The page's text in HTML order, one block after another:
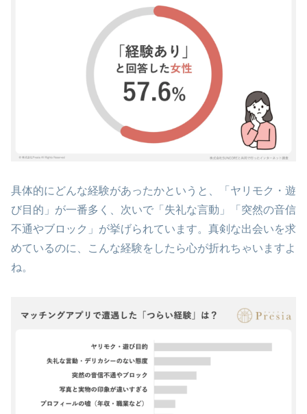
具体的にどんな経験があったかというと、「ヤリモク・遊
び目的」が一番多く、次いで「失礼な言動」「突然の音信
不通やブロック」が挙げられています。真剣な出会いを求
めているのに、こんな経験をしたら心が折れちゃいますよ
ね。